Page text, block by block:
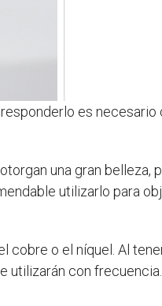
es
una gran belleza,
utilizarlo para
cobre o el níquel. Al
utilizarán con frecuencia.